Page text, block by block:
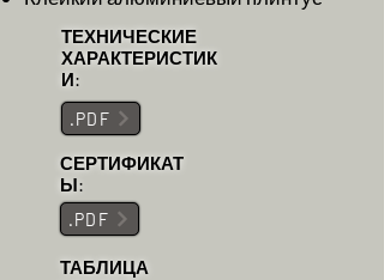
ТЕХНИЧЕСКИЕ
ХАРАКТЕРИСТИК
И:
.PDF
СЕРТИФИКАТ
Ы:
.PDF
ТАБЛИЦА